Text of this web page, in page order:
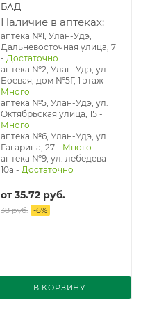
БАД
Наличие в аптеках:
аптека №1, Улан-Удэ,
Дальневосточная улица, 7
- Достаточно
аптека №2, Улан-Удэ, ул.
Боевая, дом №5Г, 1 этаж -
Много
аптека №5, Улан-Удэ, ул. ​
Октябрьская улица, 15 -
Много
аптека №6, Улан-Удэ, ул.
Гагарина, 27 - Много
аптека №9, ул. лебедева
10а - Достаточно
от35.72 руб.
38 руб. -6%
В КОРЗИНУ